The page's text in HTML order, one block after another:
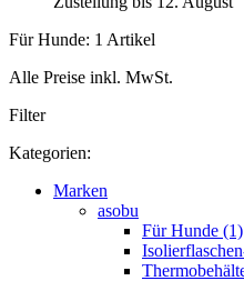
Für Hunde: 1 Artikel
Alle Preise inkl. MwSt.
Filter
Kategorien:
Marken
asobu
Für Hunde (1)